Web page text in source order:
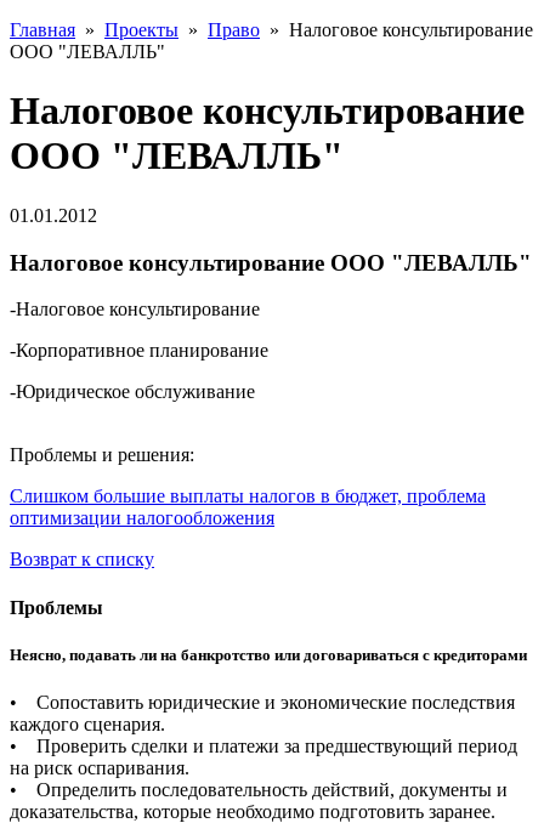
Главная » Проекты » Право » Налоговое консультирование
ООО "ЛЕВАЛЛЬ"
Налоговое консультирование
ООО "ЛЕВАЛЛЬ"
01.01.2012
Налоговое консультирование ООО "ЛЕВАЛЛЬ"
-Налоговое консультирование
-Корпоративное планирование
-Юридическое обслуживание
Проблемы и решения:
Слишком большие выплаты налогов в бюджет, проблема
оптимизации налогообложения
Возврат к списку
Проблемы
Неясно, подавать ли на банкротство или договариваться с кредиторами
• Сопоставить юридические и экономические последствия
каждого сценария.
• Проверить сделки и платежи за предшествующий период
на риск оспаривания.
• Определить последовательность действий, документы и
доказательства, которые необходимо подготовить заранее.